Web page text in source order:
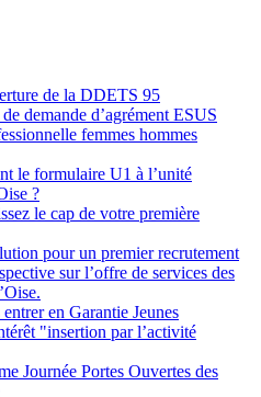
de la DDETS 95
demande d’agrément ESUS
femmes hommes
le formulaire U1 à l’unité
?
le cap de votre première
pour un premier recrutement
sur l’offre de services des
en Garantie Jeunes
"insertion par l’activité
Journée Portes Ouvertes des